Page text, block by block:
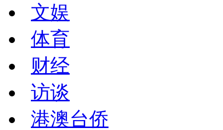
文娱
体育
财经
访谈
港澳台侨